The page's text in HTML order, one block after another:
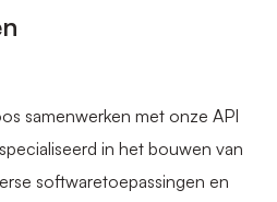
samenwerken met onze API
in het bouwen van
softwaretoepassingen en